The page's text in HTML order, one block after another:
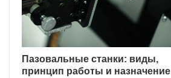
Пазовальные станки: виды,
принцип работы и назначение